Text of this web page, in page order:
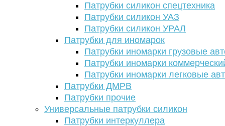
Патрубки силикон спецтехника
Патрубки силикон УАЗ
Патрубки силикон УРАЛ
Патрубки для иномарок
Патрубки иномарки грузовые
Патрубки иномарки
Патрубки иномарки легковые
Патрубки ДМРВ
Патрубки прочие
Универсальные патрубки силикон
Патрубки интеркуллера